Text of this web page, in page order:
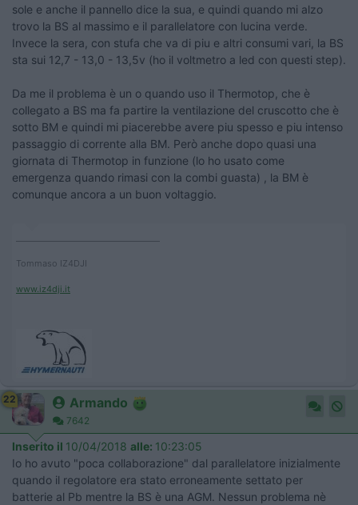
sole e anche il pannello dice la sua, e quindi quando mi alzo
trovo la BS al massimo e il parallelatore con lucina verde.
Invece la sera, con stufa che va di piu e altri consumi vari, la BS
sta sui 12,7 - 13,0 - 13,5v (ho il voltmetro a led con questi step).
Da me il problema è un o quando uso il Thermotop, che è
collegato a BS ma fa partire la ventilazione del cruscotto che è
sotto BM e quindi mi piacerebbe avere piu spesso e piu intenso
passaggio di corrente alla BM. Però anche dopo quasi una
giornata di Thermotop in funzione (lo ho usato come
emergenza quando rimasi con la combi guasta) , la BM è
comunque ancora a un buon voltaggio.
Tommaso IZ4DJI
www.iz4dji.it
22 Armando
7642
Inserito il 10/04/2018 alle: 10:23:05
Io ho avuto "poca collaborazione" dal parallelatore inizialmente
quando il regolatore era stato erroneamente settato per
batterie al Pb mentre la BS è una AGM. Nessun problema nè